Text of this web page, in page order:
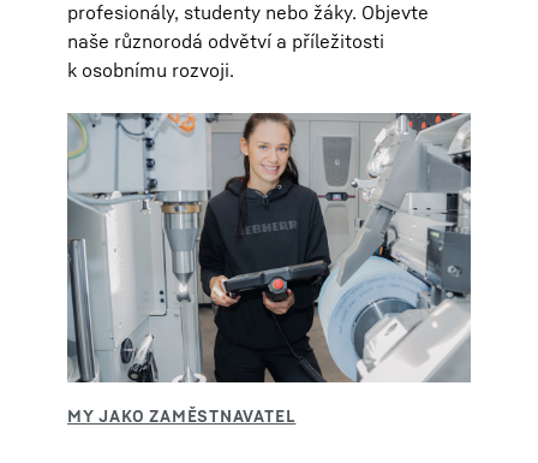
profesionály, studenty nebo žáky. Objevte
naše různorodá odvětví a příležitosti
k osobnímu rozvoji.